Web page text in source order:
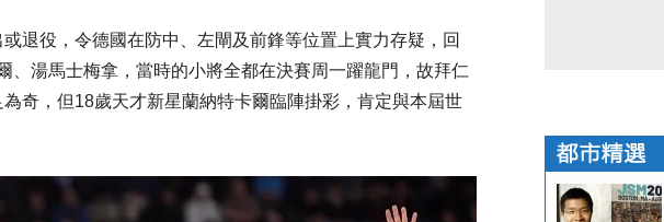
退役，令德國在防中、左閘及前鋒等位置上實力存疑，回
湯馬士梅拿，當時的小將全都在決賽周一躍龍門，故拜仁
奇，但18歲天才新星蘭納特卡爾臨陣掛彩，肯定與本屆世